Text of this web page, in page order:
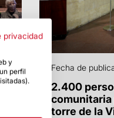
Fecha de
2.400
comunitaria
torre de la
privacidad
y
perfil